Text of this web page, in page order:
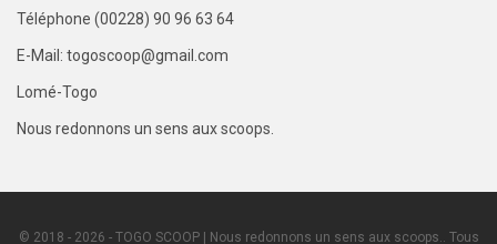
Téléphone (00228) 90 96 63 64
E-Mail: togoscoop@gmail.com
Lomé-Togo
Nous redonnons un sens aux scoops.
© 2018 - 2026 - TOGO SCOOP | Nous redonnons un sens aux scoops.. Tous